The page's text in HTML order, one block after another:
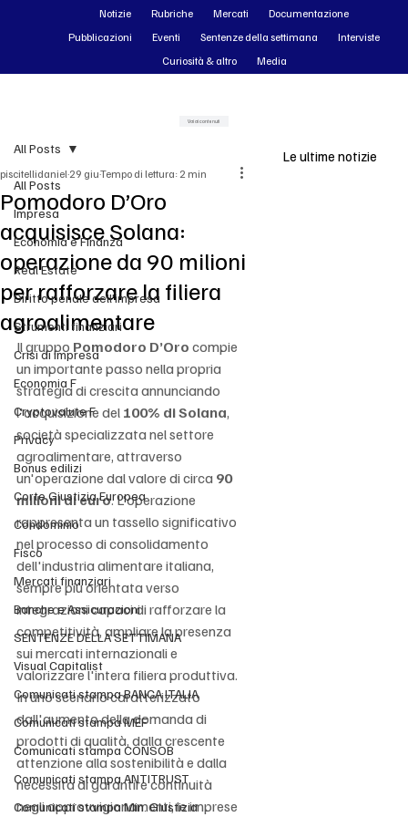
All Posts
Impresa
Economia e Finanza
Real Estate
Diritto penale dell'impresa
Strumenti finanziari
Crisi di impresa
Economia F
Cryptovalute F
Privacy
Bonus edilizi
Corte Giustizia Europea
Condominio
Fisco
Mercati finanziari
Banche e Assicurazioni
SENTENZE DELLA SETTIMANA
Visual Capitalist
Comunicati stampa BANCA ITALIA
Comunicati stampa MEF
Comunicati stampa CONSOB
Comunicati stampa ANTITRUST
Comunicati stampa Min. Giustizia
All Posts
Pomodoro D’Oro
acquisisce Solana:
operazione da 90 milioni
per rafforzare la filiera
agroalimentare
piscitellidaniel 29 giuTempo di lettura: 2 min
Il gruppo Pomodoro D’Oro compie
un importante passo nella propria
strategia di crescita annunciando
l'acquisizione del 100% di Solana,
società specializzata nel settore
agroalimentare, attraverso
un'operazione dal valore di circa 90
milioni di euro. L'operazione
rappresenta un tassello significativo
nel processo di consolidamento
dell'industria alimentare italiana,
sempre più orientata verso
integrazioni capaci di rafforzare la
competitività, ampliare la presenza
sui mercati internazionali e
valorizzare l'intera filiera produttiva.
In uno scenario caratterizzato
dall'aumento della domanda di
prodotti di qualità, dalla crescente
attenzione alla sostenibilità e dalla
necessità di garantire continuità
negli approvvigionamenti, le imprese
Le ultime notizie
Notizie Rubriche Mercati
Documentazione
Pubblicazioni
Eventi Sentenze della settimana
Interviste
Curiosità & altro
Media
Vai ai contenuti